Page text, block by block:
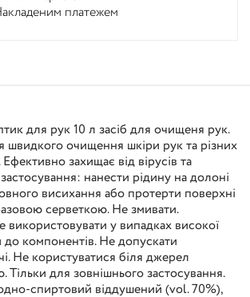
для рук 10 л засіб для очищеня рук.
швидкого очищення шкіри рук та різних
захищає від вірусів та
нанести рідину на долоні
висихання або протерти поверхні
серветкою. Не змивати.
використовувати у випадках високої
до компонентів. Не допускати
Не користуватися біля джерел
Тільки для зовнішнього застосування.
спиртовий віддушений (vol. 70%),
платежем